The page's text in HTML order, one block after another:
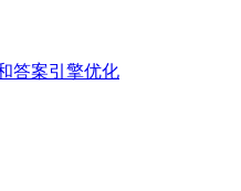
答案引擎优化